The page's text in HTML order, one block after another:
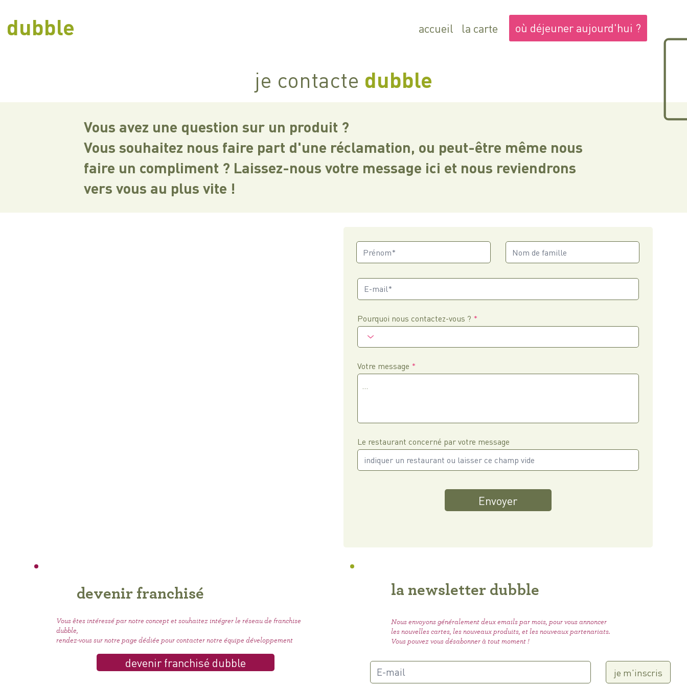
où déjeuner aujourd'hui ?
accueil la carte
dubble
je contacte dubble
Vous avez une question sur un produit ?
Vous souhaitez nous faire part d'une réclamation, ou peut-être même nous
faire un compliment ? Laissez-nous votre message ici et nous reviendrons
vers vous au plus vite !
Envoyer
Pourquoi nous contactez-vous ?
Le restaurant concerné par votre message
Votre message
Vous êtes intéressé par notre concept et souhaitez intégrer le réseau de franchise
dubble,
rendez-vous sur notre page dédiée pour contacter notre équipe développement
devenir franchisé
devenir franchisé dubble
je m'inscris
la newsletter dubble
Nous envoyons généralement deux emails par mois, pour vous annoncer
les nouvelles cartes, les nouveaux produits, et les nouveaux partenariats.
Vous pouvez vous désabonner à tout moment !